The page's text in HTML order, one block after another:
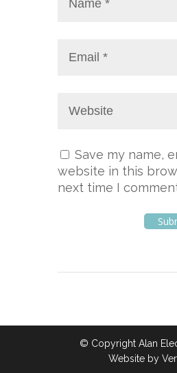
Save my name,
website in this
next time I
© Copyright Alan
Website by